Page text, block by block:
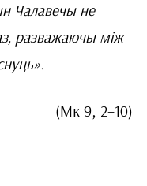
Чалавечы не
разважаючы між
(Мк 9, 2–10)